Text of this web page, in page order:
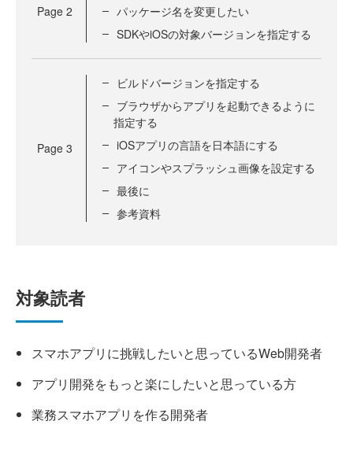
Page 2
パッケージ名を変更したい
SDKやiOSの対象バージョンを指定する
Page 3
ビルドバージョンを指定する
ブラウザからアプリを起動できるように
指定する
iOSアプリの言語を日本語にする
アイコンやスプラッシュ画像を設定する
最後に
参考資料
対象読者
スマホアプリに挑戦したいと思っているWeb開発者
アプリ開発をもっと楽にしたいと思っている方
業務スマホアプリを作る開発者